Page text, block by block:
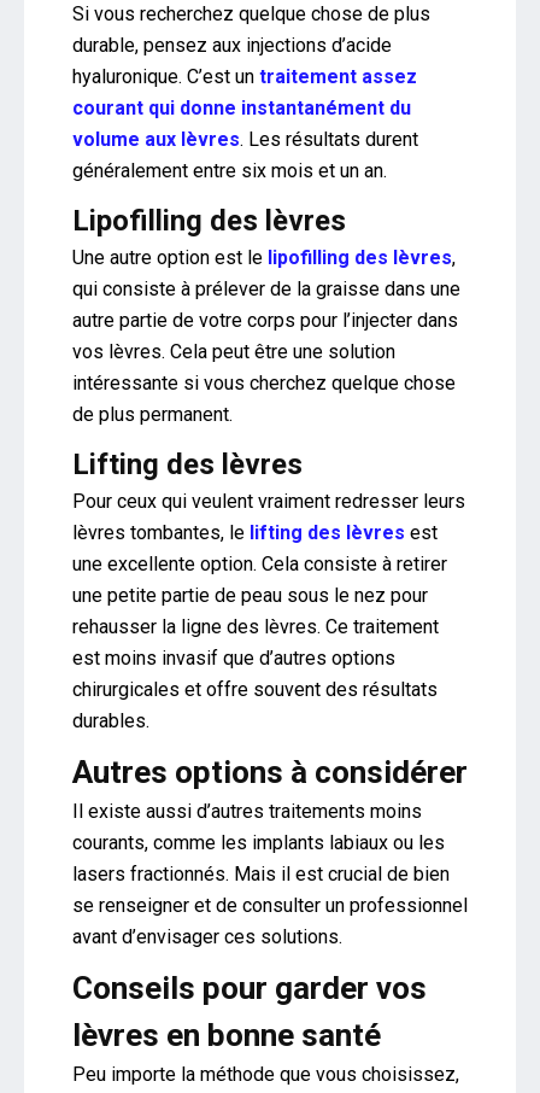
Si vous recherchez quelque chose de plus
durable, pensez aux injections d’acide
hyaluronique. C’est un traitement assez
courant qui donne instantanément du
volume aux lèvres. Les résultats durent
généralement entre six mois et un an.
Lipofilling des lèvres
Une autre option est le lipofilling des lèvres,
qui consiste à prélever de la graisse dans une
autre partie de votre corps pour l’injecter dans
vos lèvres. Cela peut être une solution
intéressante si vous cherchez quelque chose
de plus permanent.
Lifting des lèvres
Pour ceux qui veulent vraiment redresser leurs
lèvres tombantes, le lifting des lèvres est
une excellente option. Cela consiste à retirer
une petite partie de peau sous le nez pour
rehausser la ligne des lèvres. Ce traitement
est moins invasif que d’autres options
chirurgicales et offre souvent des résultats
durables.
Autres options à considérer
Il existe aussi d’autres traitements moins
courants, comme les implants labiaux ou les
lasers fractionnés. Mais il est crucial de bien
se renseigner et de consulter un professionnel
avant d’envisager ces solutions.
Conseils pour garder vos
lèvres en bonne santé
Peu importe la méthode que vous choisissez,